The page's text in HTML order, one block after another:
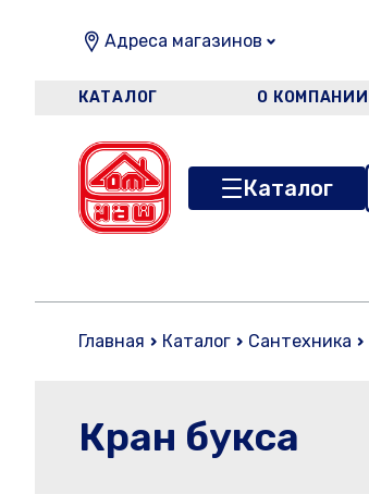
Адреса магазинов
КАТАЛОГ О КОМПАНИИ
Каталог
Главная Каталог Сантехника
Кран букса